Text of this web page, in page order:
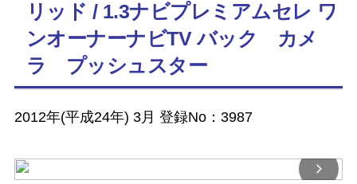
リッド / 1.3ナビプレミアムセレ ワ
ンオーナーナビTV バック カメ
ラ プッシュスター
2012年(平成24年) 3月 登録No：3987